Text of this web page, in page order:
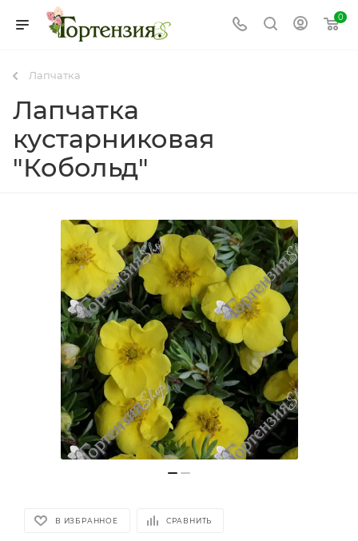
0
Лапчатка
Лапчатка
кустарниковая
"Кобольд"
В ИЗБРАННОЕ СРАВНИТЬ